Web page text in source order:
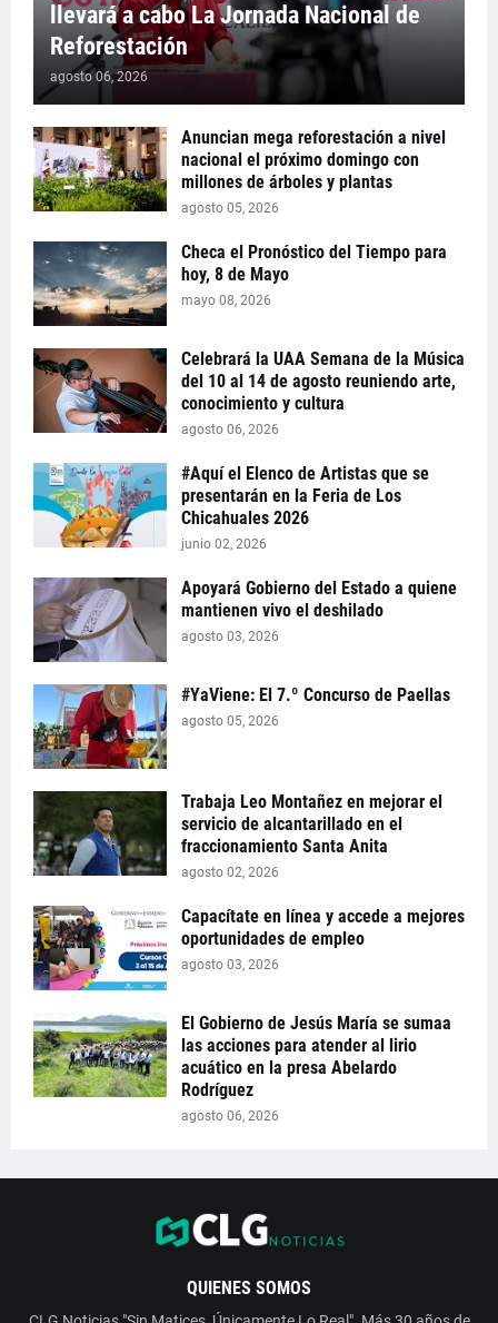
llevará a cabo La Jornada Nacional de
Reforestación
agosto 06, 2026
Anuncian mega reforestación a nivel
nacional el próximo domingo con
millones de árboles y plantas
agosto 05, 2026
Checa el Pronóstico del Tiempo para
hoy, 8 de Mayo
mayo 08, 2026
Celebrará la UAA Semana de la Música
del 10 al 14 de agosto reuniendo arte,
conocimiento y cultura
agosto 06, 2026
#Aquí el Elenco de Artistas que se
presentarán en la Feria de Los
Chicahuales 2026
junio 02, 2026
Apoyará Gobierno del Estado a quiene
mantienen vivo el deshilado
agosto 03, 2026
#YaViene: El 7.º Concurso de Paellas
agosto 05, 2026
Trabaja Leo Montañez en mejorar el
servicio de alcantarillado en el
fraccionamiento Santa Anita
agosto 02, 2026
Capacítate en línea y accede a mejores
oportunidades de empleo
agosto 03, 2026
El Gobierno de Jesús María se sumaa
las acciones para atender al lirio
acuático en la presa Abelardo
Rodríguez
agosto 06, 2026
QUIENES SOMOS